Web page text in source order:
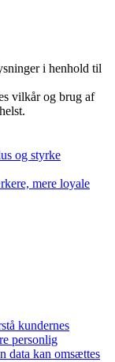
i henhold til
vilkår og brug af
og styrke
mere loyale
kundernes
personlig
data kan omsættes